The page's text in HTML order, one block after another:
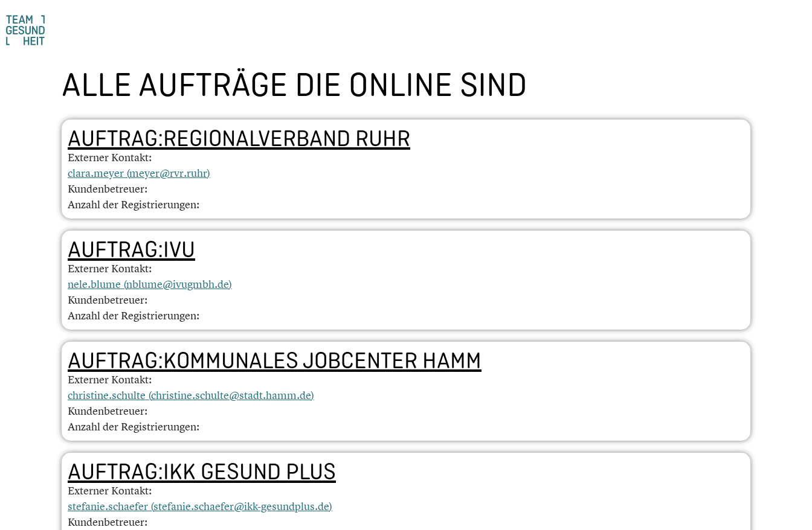
ALLE AUFTRÄGE DIE ONLINE SIND
AUFTRAG:REGIONALVERBAND RUHR
Externer Kontakt:
clara.meyer (meyer@rvr.ruhr)
Kundenbetreuer:
Anzahl der Registrierungen:
AUFTRAG:IVU
Externer Kontakt:
nele.blume (nblume@ivugmbh.de)
Kundenbetreuer:
Anzahl der Registrierungen:
AUFTRAG:KOMMUNALES JOBCENTER HAMM
Externer Kontakt:
christine.schulte (christine.schulte@stadt.hamm.de)
Kundenbetreuer:
Anzahl der Registrierungen:
AUFTRAG:IKK GESUND PLUS
Externer Kontakt:
stefanie.schaefer (stefanie.schaefer@ikk-gesundplus.de)
Kundenbetreuer: